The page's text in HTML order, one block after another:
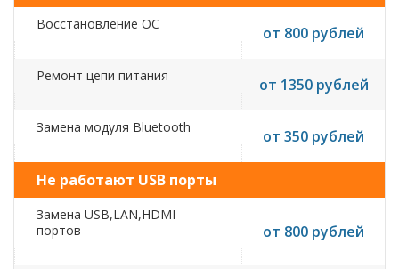
Восстановление ОС от 800 рублей
Ремонт цепи питания от 1350 рублей
Замена модуля Bluetooth от 350 рублей
Не работают USB порты
Замена USB,LAN,HDMI
портов
от 800 рублей